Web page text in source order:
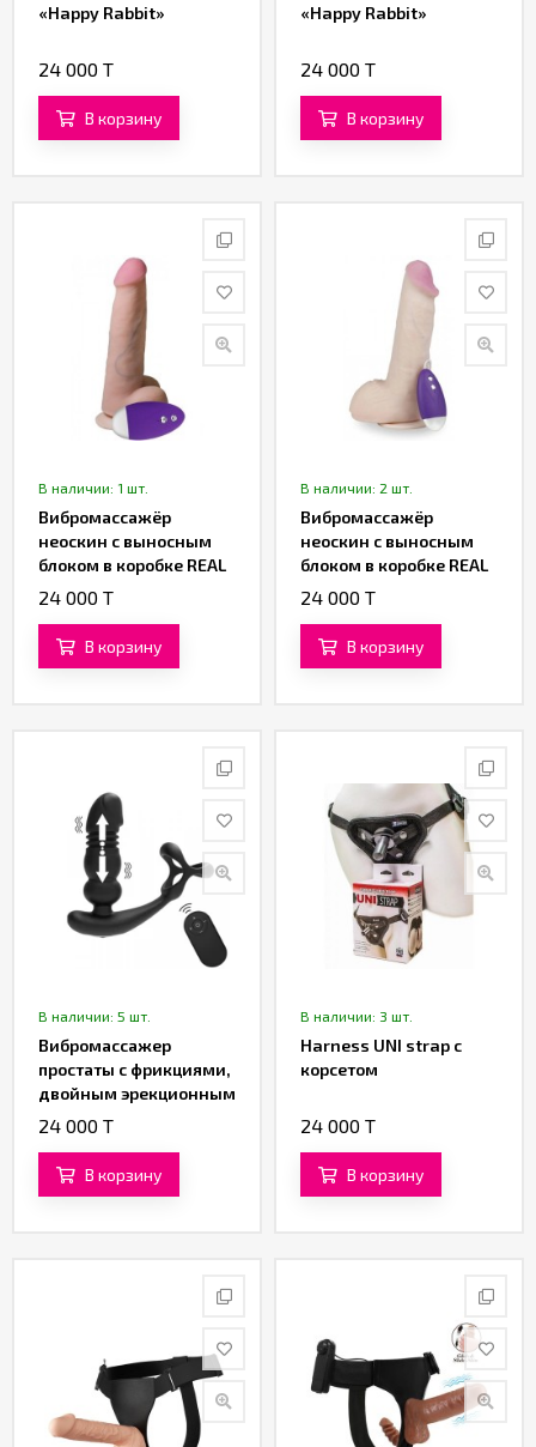
«Happy Rabbit»
24 000 T
В корзину
«Happy Rabbit»
24 000 T
В корзину
В наличии: 1 шт.
Вибромассажёр
неоскин с выносным
блоком в коробке REAL
Next № 86 (16,5 см.)
24 000 T
В корзину
В наличии: 2 шт.
Вибромассажёр
неоскин с выносным
блоком в коробке REAL
Next № 27 (17,5 см)
24 000 T
В корзину
В наличии: 5 шт.
Вибромассажер
простаты с фрикциями,
двойным эрекционным
кольцом и пультом ДУ
24 000 T
В корзину
В наличии: 3 шт.
Harness UNI strap с
корсетом
24 000 T
В корзину